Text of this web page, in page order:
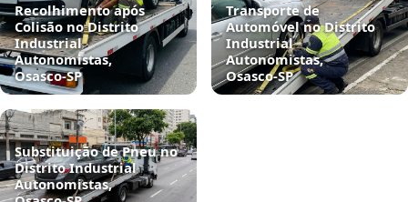
Recolhimento após
Colisão no Distrito
Industrial
Autonomistas,
Osasco‑SP
Transporte de
Automóvel no Distrito
Industrial
Autonomistas,
Osasco‑SP
Substituição de Pneu no
Distrito Industrial
Autonomistas,